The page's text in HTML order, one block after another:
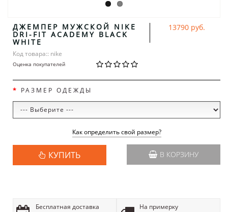
ДЖЕМПЕР МУЖСКОЙ NIKE
DRI-FIT ACADEMY BLACK
WHITE
Код товара:: nike
Оценка покупателей
13790 руб.
РАЗМЕР ОДЕЖДЫ
Как определить свой размер?
КУПИТЬ В КОРЗИНУ
Бесплатная доставка
На примерку